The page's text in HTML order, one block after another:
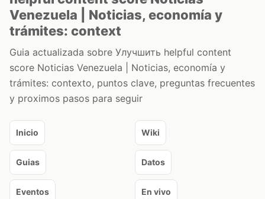
Venezuela | Noticias, economía y
trámites: context
Guia actualizada sobre Улучшить helpful content
score Noticias Venezuela | Noticias, economía y
trámites: contexto, puntos clave, preguntas frecuentes
y proximos pasos para seguir
Inicio Wiki
Guias Datos
Eventos En vivo